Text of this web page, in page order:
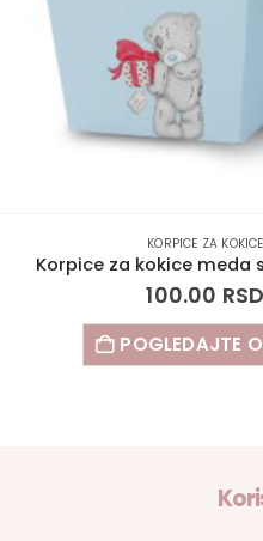
KORPICE ZA KOKICE
Korpice za kokice meda
100.00 RSD
POGLEDAJTE